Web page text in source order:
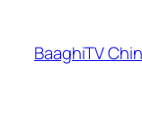
content
BaaghiTV